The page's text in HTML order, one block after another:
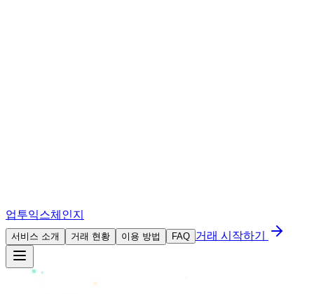
업투익스체인지
서비스 소개 거래 현황 이용 방법 FAQ 거래 시작하기